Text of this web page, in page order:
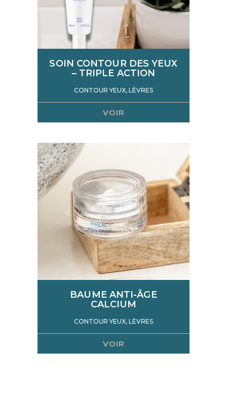
SOIN CONTOUR DES YEUX
– TRIPLE ACTION
CONTOUR YEUX, LÈVRES
VOIR
BAUME ANTI-ÂGE
CALCIUM
CONTOUR YEUX, LÈVRES
VOIR